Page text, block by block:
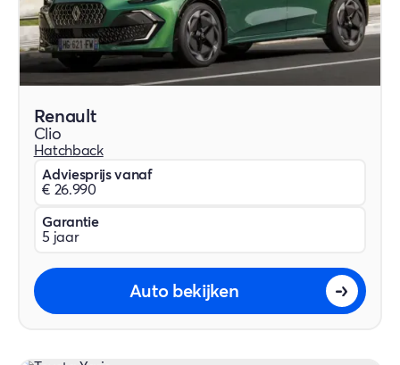
Renault
Clio
Hatchback
Adviesprijs vanaf
€ 26.990
Garantie
5 jaar
Auto bekijken